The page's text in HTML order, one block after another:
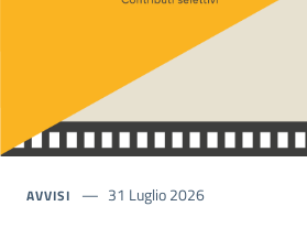
AVVISI 31 Luglio 2026